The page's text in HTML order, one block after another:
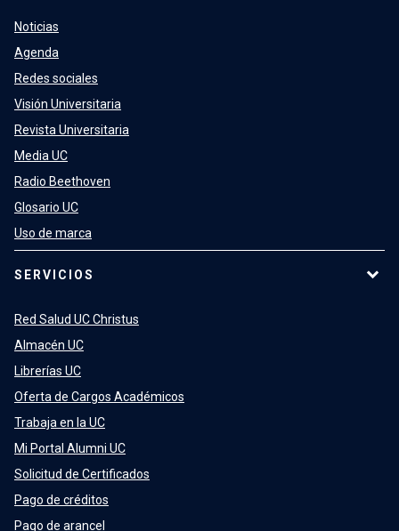
Noticias
Agenda
Redes sociales
Visión Universitaria
Revista Universitaria
Media UC
Radio Beethoven
Glosario UC
Uso de marca
SERVICIOS
Red Salud UC Christus
Almacén UC
Librerías UC
Oferta de Cargos Académicos
Trabaja en la UC
Mi Portal Alumni UC
Solicitud de Certificados
Pago de créditos
Pago de arancel